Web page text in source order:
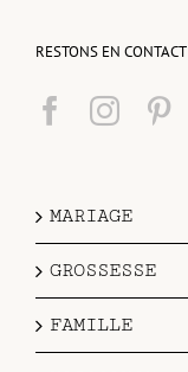
RESTONS EN CONTACT
MARIAGE
GROSSESSE
FAMILLE